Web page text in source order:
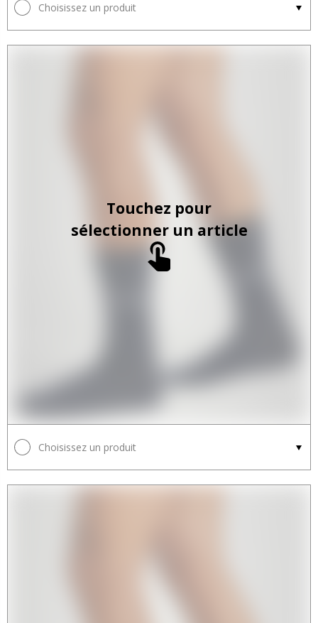
Choisissez un produit
Touchez pour
sélectionner un article
Choisissez un produit